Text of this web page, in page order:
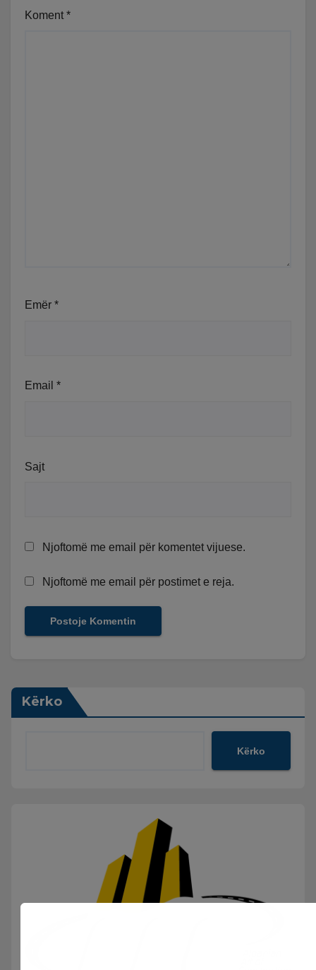
Koment *
Emër *
Email *
Sajt
Njoftomë me email për komentet vijuese.
Njoftomë me email për postimet e reja.
Kërko
Kërko